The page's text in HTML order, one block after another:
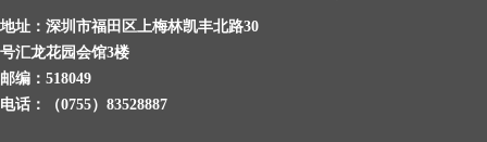
地址：深圳市福田区上梅林凯丰北路30
号汇龙花园会馆3楼
邮编：518049
电话：（0755）83528887